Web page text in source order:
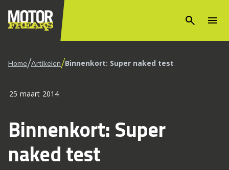
search menu
Home/Artikelen/Binnenkort: Super naked test
25 maart 2014
Binnenkort: Super
naked test